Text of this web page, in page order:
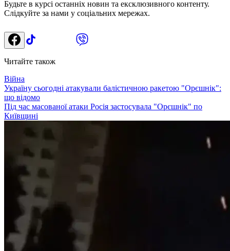
Будьте в курсі останніх новин та ексклюзивного контенту.
Слідкуйте за нами у соціальних мережах.
Читайте також
Війна
Україну сьогодні атакували балістичною ракетою "Орєшнік":
що відомо
Під час масованої атаки Росія застосувала "Орєшнік" по
Київщині